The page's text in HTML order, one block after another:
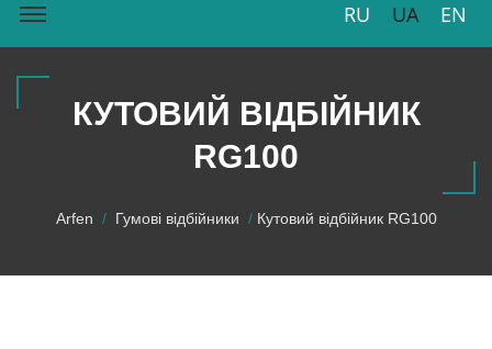
RU UA EN
КУТОВИЙ ВІДБІЙНИК
RG100
Arfen Гумові відбійники Кутовий відбійник RG100